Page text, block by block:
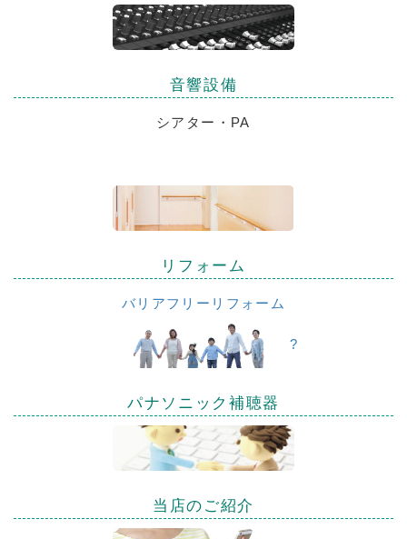
音響設備
シアター・PA
リフォーム
バリアフリーリフォーム
?
パナソニック補聴器
当店のご紹介